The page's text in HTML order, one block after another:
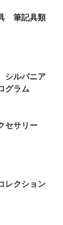
筆記具類
ルバニア
グラム
セサリー
レクション